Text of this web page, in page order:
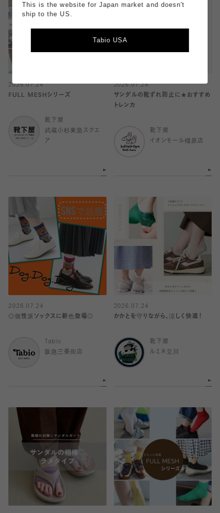
2026.07.24
FULL MESHシリーズ
靴下屋
武蔵小杉東急スクエ
ア
2026.07.24
サンダルの靴ずれ防止に★おすすめ
トレンカ
靴下屋
イオンモール橿原店
2026.07.24
◎個性派ソックスに新色登場◎
Tabio
阪急三番街店
2026.07.24
かかとを守りながら、涼しく快適！
靴下屋
ルミネ立川
This is the website for Japan market and doesn't
ship to the US.
Tabio USA